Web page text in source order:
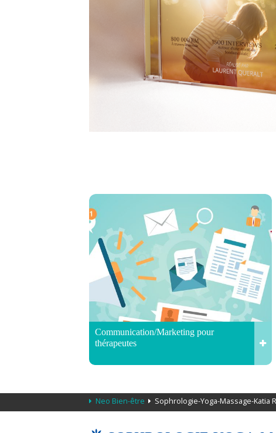
Communication/Marketing pour
thérapeutes
Neo Bien-être Sophrologie-Yoga-Massage-